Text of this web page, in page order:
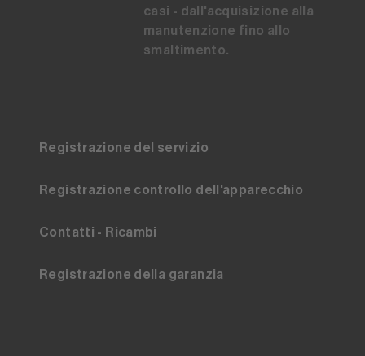
casi - dall'acquisizione alla
manutenzione fino allo
smaltimento.
Registrazione del servizio
Registrazione controllo dell'apparecchio
Contatti - Ricambi
Registrazione della garanzia